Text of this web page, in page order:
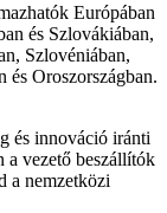
Európában
és Szlovákiában,
Szlovéniában,
és Oroszországban.
és innováció iránti
a vezető beszállítók
a nemzetközi